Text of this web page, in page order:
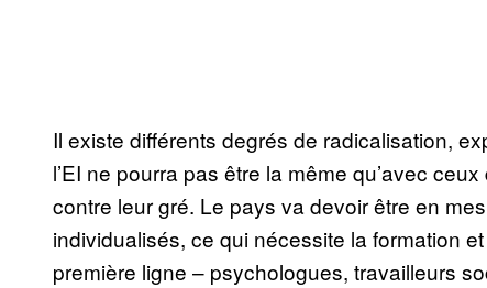
Il existe différents degrés de radicalisation,
l’EI ne pourra pas être la même qu’avec
contre leur gré. Le pays va devoir être en
individualisés, ce qui nécessite la formation
première ligne – psychologues, travailleurs